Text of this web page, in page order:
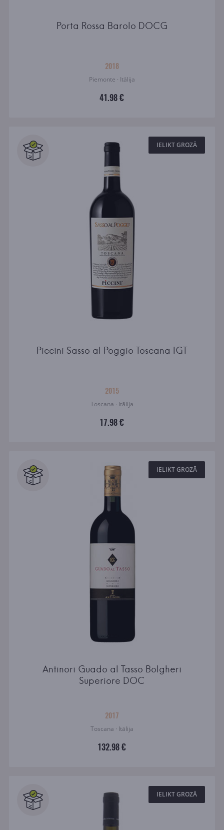
Porta Rossa Barolo DOCG
2018
Piemonte · Itālija
41.98 €
IELIKT GROZĀ
Piccini Sasso al Poggio Toscana IGT
2015
Toscana · Itālija
17.98 €
IELIKT GROZĀ
Antinori Guado al Tasso Bolgheri
Superiore DOC
2017
Toscana · Itālija
132.98 €
IELIKT GROZĀ